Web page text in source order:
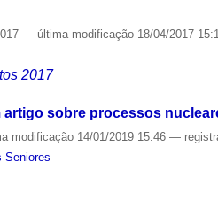
— última modificação 18/04/2017
2017
artigo sobre processos
modificação 14/01/2019 15:46—
Seniores